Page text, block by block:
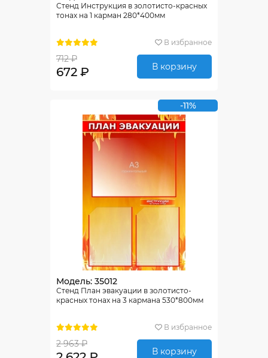
Стенд Инструкция в золотисто-красных
тонах на 1 карман 280*400мм
В избранное
712 ₽
672 ₽ В корзину
-11%
Модель: 35012
Стенд План эвакуации в золотисто-
красных тонах на 3 кармана 530*800мм
В избранное
2 963 ₽
В корзину